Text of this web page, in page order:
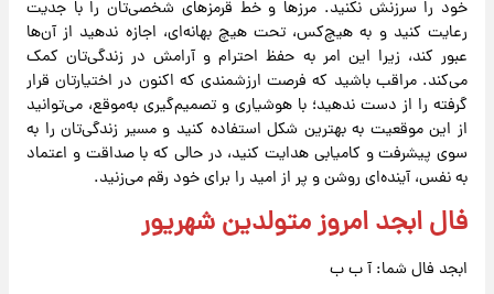
خود را سرزنش نکنید. مرزها و خط قرمزهای شخصی‌تان را با جدیت
رعایت کنید و به هیچ‌کس، تحت هیچ بهانه‌ای، اجازه ندهید از آن‌ها
عبور کند، زیرا این امر به حفظ احترام و آرامش در زندگی‌تان کمک
می‌کند. مراقب باشید که فرصت ارزشمندی که اکنون در اختیارتان قرار
گرفته را از دست ندهید؛ با هوشیاری و تصمیم‌گیری به‌موقع، می‌توانید
از این موقعیت به بهترین شکل استفاده کنید و مسیر زندگی‌تان را به
سوی پیشرفت و کامیابی هدایت کنید، در حالی که با صداقت و اعتماد
به نفس، آینده‌ای روشن و پر از امید را برای خود رقم می‌زنید.
فال ابجد امروز متولدین شهریور
ابجد فال شما: آ ب ب